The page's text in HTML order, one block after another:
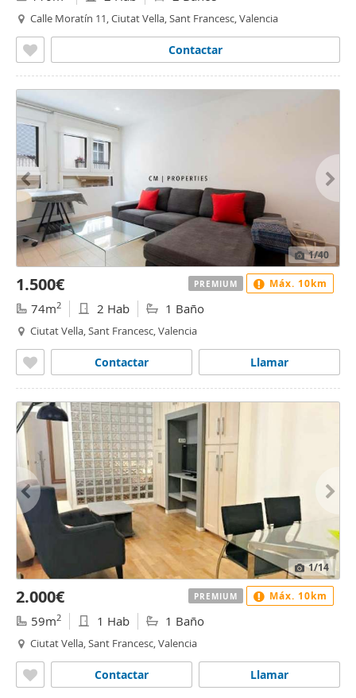
Calle Moratín 11, Ciutat Vella, Sant Francesc, Valencia
Contactar
1/40
1.500€
74m2 2 Hab 1 Baño
Ciutat Vella, Sant Francesc, Valencia
Llamar
Contactar
PREMIUM Máx. 10km
1/14
2.000€
59m2 1 Hab 1 Baño
Ciutat Vella, Sant Francesc, Valencia
Llamar
Contactar
PREMIUM Máx. 10km